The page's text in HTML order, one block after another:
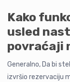
Kako
usled
povraćaji
Generalno, Da bi
izvršio rezervaciju